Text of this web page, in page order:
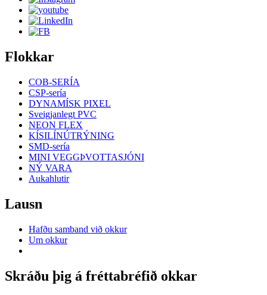
Flokkar
COB-SERÍA
CSP-sería
DYNAMÍSK PIXEL
Sveigjanlegt PVC
NEON FLEX
KÍSILÍNÚTRÝNING
SMD-sería
MINI VEGGÞVOTTASJÓNI
NÝ VARA
Aukahlutir
Lausn
Hafðu samband við okkur
Um okkur
Skráðu þig á fréttabréfið okkar